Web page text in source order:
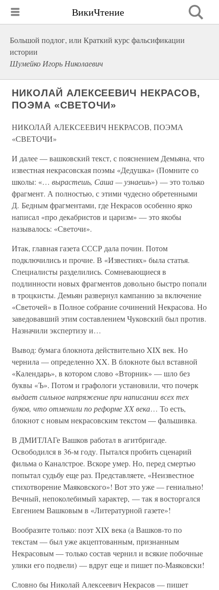
ВикиЧтение
Большой подлог, или Краткий курс фальсификации
истории
Шумейко Игорь Николаевич
НИКОЛАЙ АЛЕКСЕЕВИЧ НЕКРАСОВ,
ПОЭМА «СВЕТОЧИ»
НИКОЛАЙ АЛЕКСЕЕВИЧ НЕКРАСОВ, ПОЭМА
«СВЕТОЧИ»
И далее — вашковский текст, с пояснением Демьяна, что
известная некрасовская поэмы «Дедушка» (Помните со
школы: «… вырастешь, Саша — узнаешь») — это только
фрагмент. А полностью, с этими чудесно обретенными
Д. Бедным фрагментами, где Некрасов особенно ярко
написал «про декабристов и царизм» — это якобы
называлось: «Светочи».
Итак, главная газета СССР дала почин. Потом
подключились и прочие. В «Известиях» была статья.
Специалисты разделились. Сомневающиеся в
подлинности новых фрагментов довольно быстро попали
в троцкисты. Демьян развернул кампанию за включение
«Светочей» в Полное собрание сочинений Некрасова. Но
заведовавший этим составлением Чуковский был против.
Назначили экспертизу и…
Вывод: бумага блокнота действительно XIX век. Но
чернила — определенно XX. В блокноте был вставной
«Календарь», в котором слово «Вторник» — шло без
буквы «Ъ». Потом и графологи установили, что почерк
выдает сильное напряжение при написании всех тех
буков, что отменили по реформе XX века… То есть,
блокнот с новым некрасовским текстом — фальшивка.
В ДМИТЛАГе Вашков работал в агитбригаде.
Освободился в 36-м году. Пытался пробить сценарий
фильма о Каналстрое. Вскоре умер. Но, перед смертью
попытал судьбу еще раз. Представляете, «Неизвестное
стихотворение Маяковского»! Вот это уже — гениально!
Вечный, непоколебимый характер, — так я восторгался
Евгением Вашковым в «Литературной газете»!
Вообразите только: поэт XIX века (а Вашков-то по
текстам — был уже акцептованным, признанным
Некрасовым — только состав чернил и всякие побочные
улики его подвели) — вдруг еще и пишет по-Маяковски!
Словно бы Николай Алексеевич Некрасов — пишет